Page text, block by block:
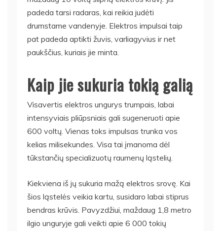
padeda tarsi radaras, kai reikia judėti
drumstame vandenyje. Elektros impulsai taip
pat padeda aptikti žuvis, varliagyvius ir net
paukščius, kuriais jie minta.
Kaip jie sukuria tokią galią
Visavertis elektros ungurys trumpais, labai
intensyviais pliūpsniais gali sugeneruoti apie
600 voltų. Vienas toks impulsas trunka vos
kelias milisekundes. Visa tai įmanoma dėl
tūkstančių specializuotų raumenų ląstelių.
Kiekviena iš jų sukuria mažą elektros srovę. Kai
šios ląstelės veikia kartu, susidaro labai stiprus
bendras krūvis. Pavyzdžiui, maždaug 1,8 metro
ilgio unguryje gali veikti apie 6 000 tokių